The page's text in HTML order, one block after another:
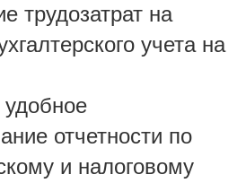
трудозатрат на
учета на
отчетности по
и налоговому